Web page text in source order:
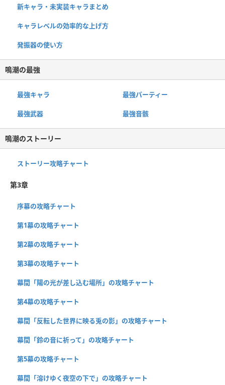
新キャラ・未実装キャラまとめ
キャラレベルの効率的な上げ方
発振器の使い方
鳴潮の最強
最強キャラ 最強パーティー
最強武器 最強音骸
鳴潮のストーリー
ストーリー攻略チャート
第3章
序幕の攻略チャート
第1幕の攻略チャート
第2幕の攻略チャート
第3幕の攻略チャート
幕間「陽の光が差し込む場所」の攻略チャート
第4幕の攻略チャート
幕間「反転した世界に映る兎の影」の攻略チャート
幕間「鈴の音に祈って」の攻略チャート
第5幕の攻略チャート
幕間「溶けゆく夜空の下で」の攻略チャート